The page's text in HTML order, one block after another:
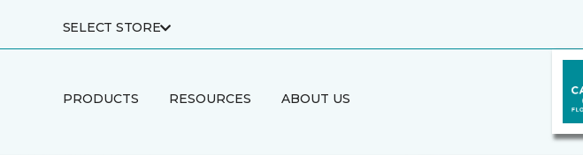
SELECT STORE
PRODUCTS RESOURCES ABOUT US